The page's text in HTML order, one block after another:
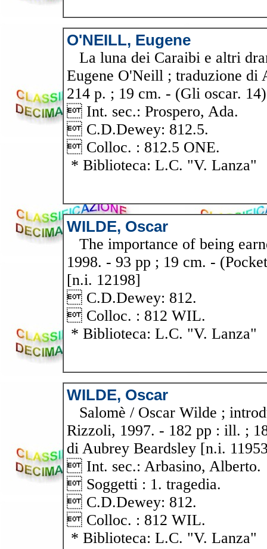
O'NEILL, Eugene
La luna dei Caraibi e altri
Eugene O'Neill ; traduzione di
214 p. ; 19 cm. - (Gli oscar.
 Int. sec.: Prospero, Ada.
 C.D.Dewey: 812.5.
 Colloc. : 812.5 ONE.
* Biblioteca: L.C. "V. Lanza"
WILDE, Oscar
The importance of being
1998. - 93 pp ; 19 cm. -
[n.i. 12198]
 C.D.Dewey: 812.
 Colloc. : 812 WIL.
* Biblioteca: L.C. "V. Lanza"
WILDE, Oscar
Salomè / Oscar Wilde ;
Rizzoli, 1997. - 182 pp : ill. ;
di Aubrey Beardsley [n.i.
 Int. sec.: Arbasino, Alberto.
 Soggetti : 1. tragedia.
 C.D.Dewey: 812.
 Colloc. : 812 WIL.
* Biblioteca: L.C. "V. Lanza"